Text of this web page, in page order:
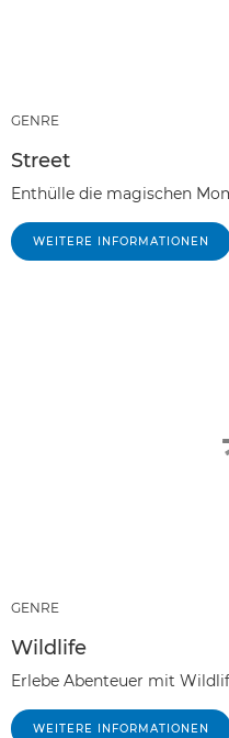
GENRE
Street
Enthülle die magischen
WEITERE INFORMATIONEN
GENRE
Wildlife
Erlebe Abenteuer mit
WEITERE INFORMATIONEN